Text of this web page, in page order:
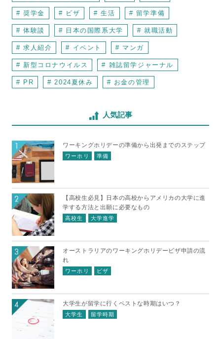
# 奨学金 # ビザ # 生活 # 留学準備
# 体験談 # 日本の国際系大学 # 就職活動
# 求人紹介 # イベント # マンガ
# 新型コロナウイルス # 雑誌留学ジャーナル
# PR # 2024夏休み # お金の管理
人気記事
ワーキングホリデーの準備から出発までのステップ
ワーホリ 準備
【高校生必見】日本の高校からアメリカの大学に進
学する方法と出願に必要なもの
高校生 大学進学
オーストラリアのワーキングホリデービザ申請の流
れ
ワーホリ ビザ
大学生が留学に行くベストな時期はいつ？
大学生 留学時期